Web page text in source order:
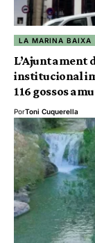
LA MARINA BAIXA
L’Ajuntament
institucional
116 gossos
PorToni Cuquerella